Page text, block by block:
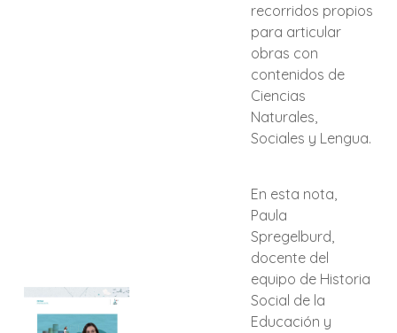
recorridos propios
para articular
obras con
contenidos de
Ciencias
Naturales,
Sociales y Lengua.
En esta nota,
Paula
Spregelburd,
docente del
equipo de Historia
Social de la
Educación y